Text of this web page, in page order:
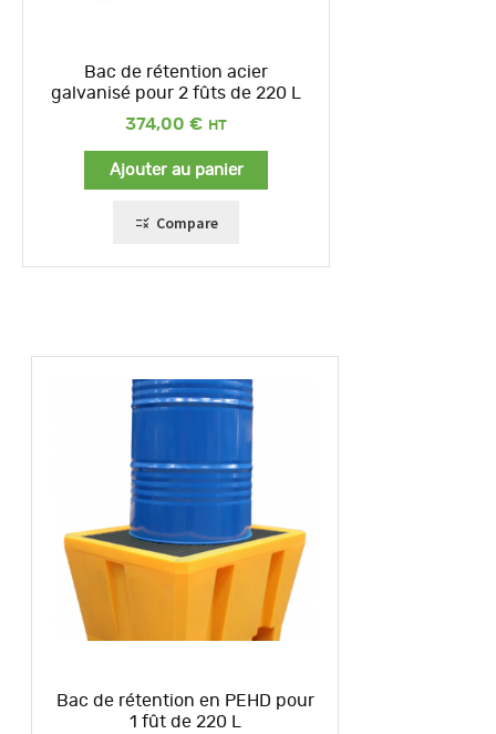
Bac de rétention acier
galvanisé pour 2 fûts de 220 L
374,00 €
Ajouter au panier
Compare
Bac de rétention en PEHD pour
1 fût de 220 L